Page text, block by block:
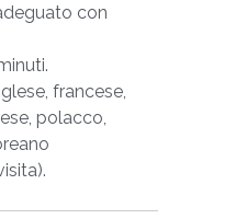
con un taglio
a trasmettere il
i percorsi
la tua
numerose attività
con
francese,
polacco,